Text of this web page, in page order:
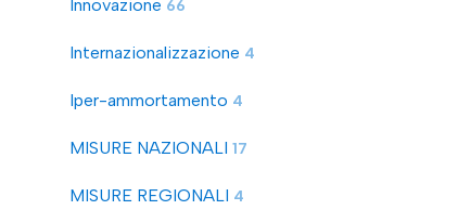
Innovazione 66
Internazionalizzazione 4
Iper-ammortamento 4
MISURE NAZIONALI 17
MISURE REGIONALI 4